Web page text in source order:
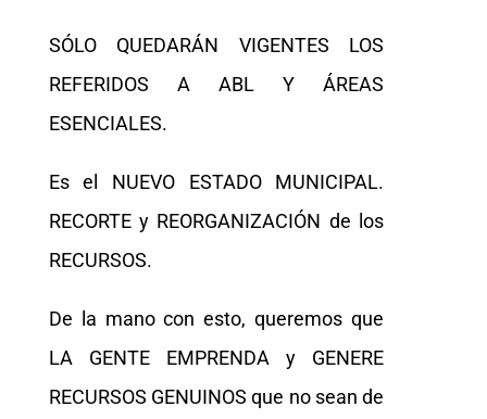
SÓLO QUEDARÁN VIGENTES LOS
REFERIDOS A ABL Y ÁREAS
ESENCIALES.
Es el NUEVO ESTADO MUNICIPAL.
RECORTE y REORGANIZACIÓN de los
RECURSOS.
De la mano con esto, queremos que
LA GENTE EMPRENDA y GENERE
RECURSOS GENUINOS que no sean de